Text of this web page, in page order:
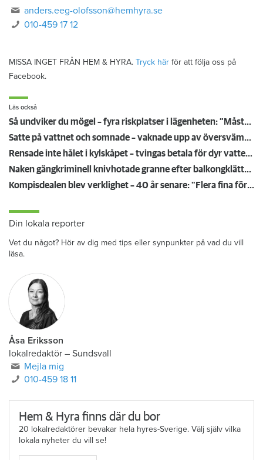
anders.eeg-olofsson@hemhyra.se
010-459 17 12
MISSA INGET FRÅN HEM & HYRA. Tryck här för att följa oss på
Facebook.
Läs också
Så undviker du mögel – fyra riskplatser i lägenheten: ”Måste städa bort”
Satte på vattnet och somnade – vaknade upp av översvämning hos grannen
Rensade inte hålet i kylskåpet – tvingas betala för dyr vattenskada
Naken gängkriminell knivhotade granne efter balkongklättring
Kompisdealen blev verklighet – 40 år senare: "Flera fina fördelar med att dela bostad"
Din lokala reporter
Vet du något? Hör av dig med tips eller synpunkter på vad du vill
läsa.
Åsa Eriksson
lokalredaktör – Sundsvall
Mejla mig
010-459 18 11
Hem & Hyra finns där du bor
20 lokalredaktörer bevakar hela hyres-Sverige. Välj själv vilka
lokala nyheter du vill se!